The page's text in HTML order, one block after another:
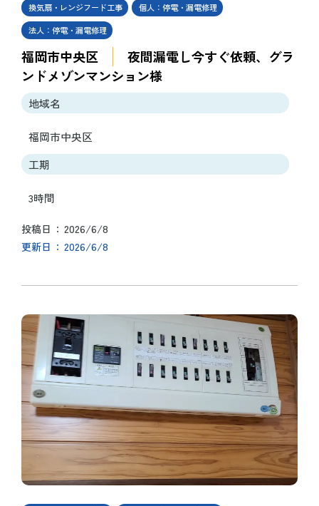
換気扇・レンジフード工事
個人：停電・漏電修理
法人：停電・漏電修理
福岡市中央区
夜間漏電し今すぐ依頼、グラ
ンドメゾンマンション様
地域名
福岡市中央区
工期
3時間
投稿日 2026/6/8
更新日 2026/6/8